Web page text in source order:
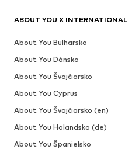
ABOUT YOU X INTERNATIONAL
About You Bulharsko
About You Dánsko
About You Švajčiarsko
About You Cyprus
About You Švajčiarsko (en)
About You Holandsko (de)
About You Španielsko